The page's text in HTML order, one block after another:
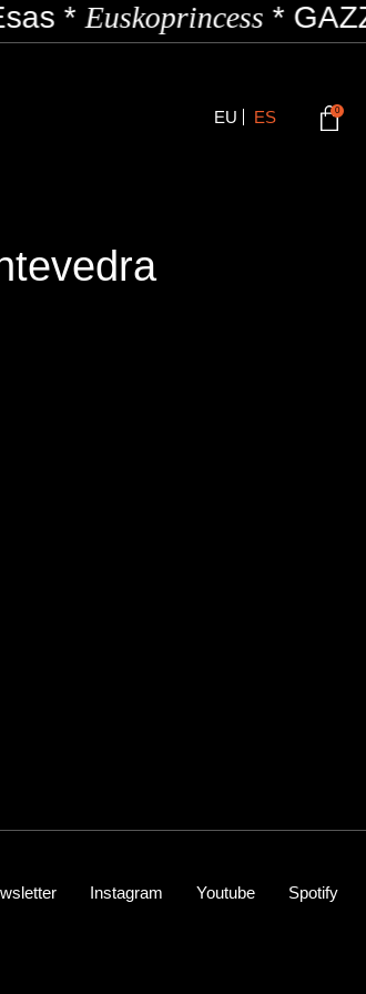
*Euskoprincess*
EU ES 0
Instagram Youtube Spotify